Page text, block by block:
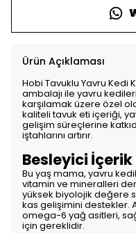
Ürün Açıklaması
Hobi Tavuklu Yavru Kedi
ambalajı ile yavru
karşılamak üzere özel
kaliteli tavuk eti içeriği,
gelişim süreçlerine
iştahlarını artırır.
Besleyici İçerik
Bu yaş mama, yavru
vitamin ve mineralleri
yüksek biyolojik değere
kas gelişimini destekler.
omega-6 yağ asitleri,
için gereklidir.